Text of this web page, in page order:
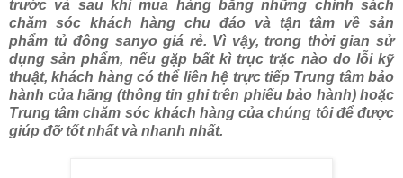
trước và sau khi mua hàng bằng những chính sách
chăm sóc khách hàng chu đáo và tận tâm về sản
phẩm tủ đông sanyo giá rẻ. Vì vậy, trong thời gian sử
dụng sản phẩm, nếu gặp bất kì trục trặc nào do lỗi kỹ
thuật, khách hàng có thể liên hệ trực tiếp Trung tâm bảo
hành của hãng (thông tin ghi trên phiếu bảo hành) hoặc
Trung tâm chăm sóc khách hàng của chúng tôi để được
giúp đỡ tốt nhất và nhanh nhất.